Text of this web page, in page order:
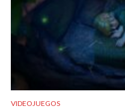
VIDEOJUEGOS